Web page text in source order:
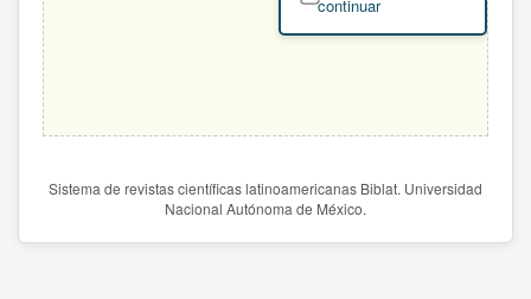
continuar
Sistema de revistas científicas latinoamericanas Biblat. Universidad
Nacional Autónoma de México.